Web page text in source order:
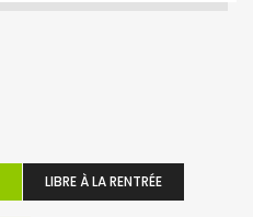
LIBRE À LA RENTRÉE